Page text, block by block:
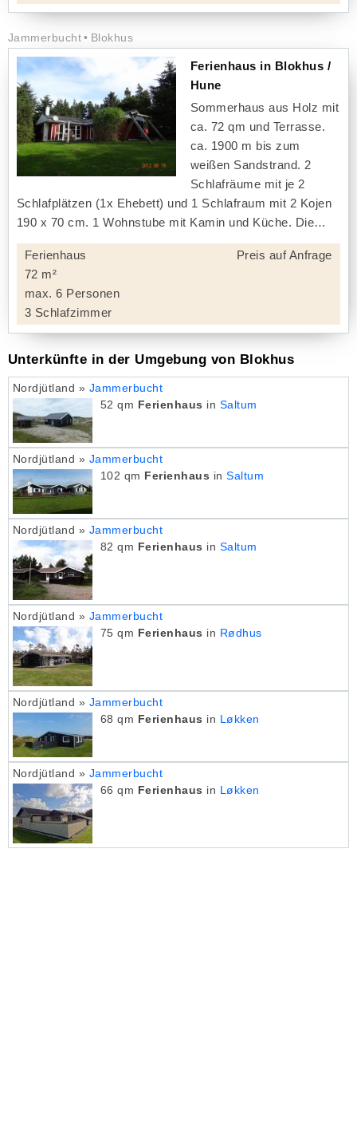
Jammerbucht Blokhus
Ferienhaus in Blokhus /
Hune
Sommerhaus aus Holz mit
ca. 72 qm und Terrasse.
ca. 1900 m bis zum
weißen Sandstrand. 2
Schlafräume mit je 2
Schlafplätzen (1x Ehebett) und 1 Schlafraum mit 2 Kojen
190 x 70 cm. 1 Wohnstube mit Kamin und Küche. Die
Ferienhaus
72 m²
max. 6 Personen
3 Schlafzimmer
Preis auf Anfrage
Unterkünfte in der Umgebung von Blokhus
Nordjütland » Jammerbucht
52 qm Ferienhaus in Saltum
Nordjütland » Jammerbucht
102 qm Ferienhaus inSaltum
Nordjütland » Jammerbucht
82 qm Ferienhaus in Saltum
Nordjütland » Jammerbucht
75 qm Ferienhaus in Rødhus
Nordjütland » Jammerbucht
68 qm Ferienhaus in Løkken
Nordjütland » Jammerbucht
66 qm Ferienhaus in Løkken